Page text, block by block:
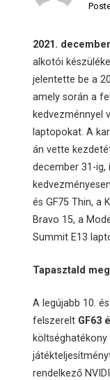
2021.
alkotói
jelentette be a
amely során a
kedvezménnyel
laptopokat. A
án vette
december 31-ig,
és GF75 Thin, a
Bravo 15, a
Summit E13
Tapasztald
A legújabb 10.
felszerelt GF63
rendelkező